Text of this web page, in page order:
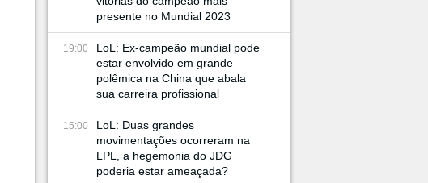
presente no Mundial 2023
19:00
LoL: Ex-campeão mundial pode
estar envolvido em grande
polêmica na China que abala
sua carreira profissional
15:00
LoL: Duas grandes
movimentações ocorreram na
LPL, a hegemonia do JDG
poderia estar ameaçada?